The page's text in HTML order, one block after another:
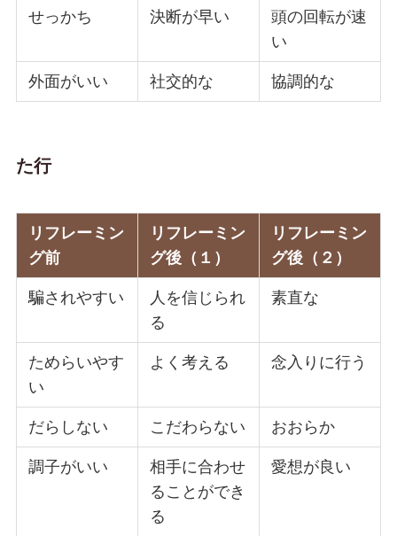
せっかち 決断が早い
頭の回転が速
い
外面がいい 社交的な 協調的な
た行
リフレーミン
グ前
リフレーミン
グ後（１）
リフレーミン
グ後（２）
騙されやすい
人を信じられ
る
素直な
ためらいやす
い
よく考える 念入りに行う
だらしない こだわらない おおらか
調子がいい
相手に合わせ
ることができ
る
愛想が良い